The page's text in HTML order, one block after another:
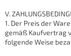
V.
1. Der Preis der
gemäß Kaufvertrag
folgende Weise